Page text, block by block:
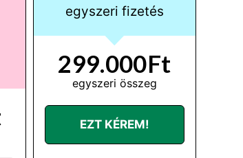
egyszeri fizetés
299.000Ft
egyszeri összeg
EZT KÉREM!